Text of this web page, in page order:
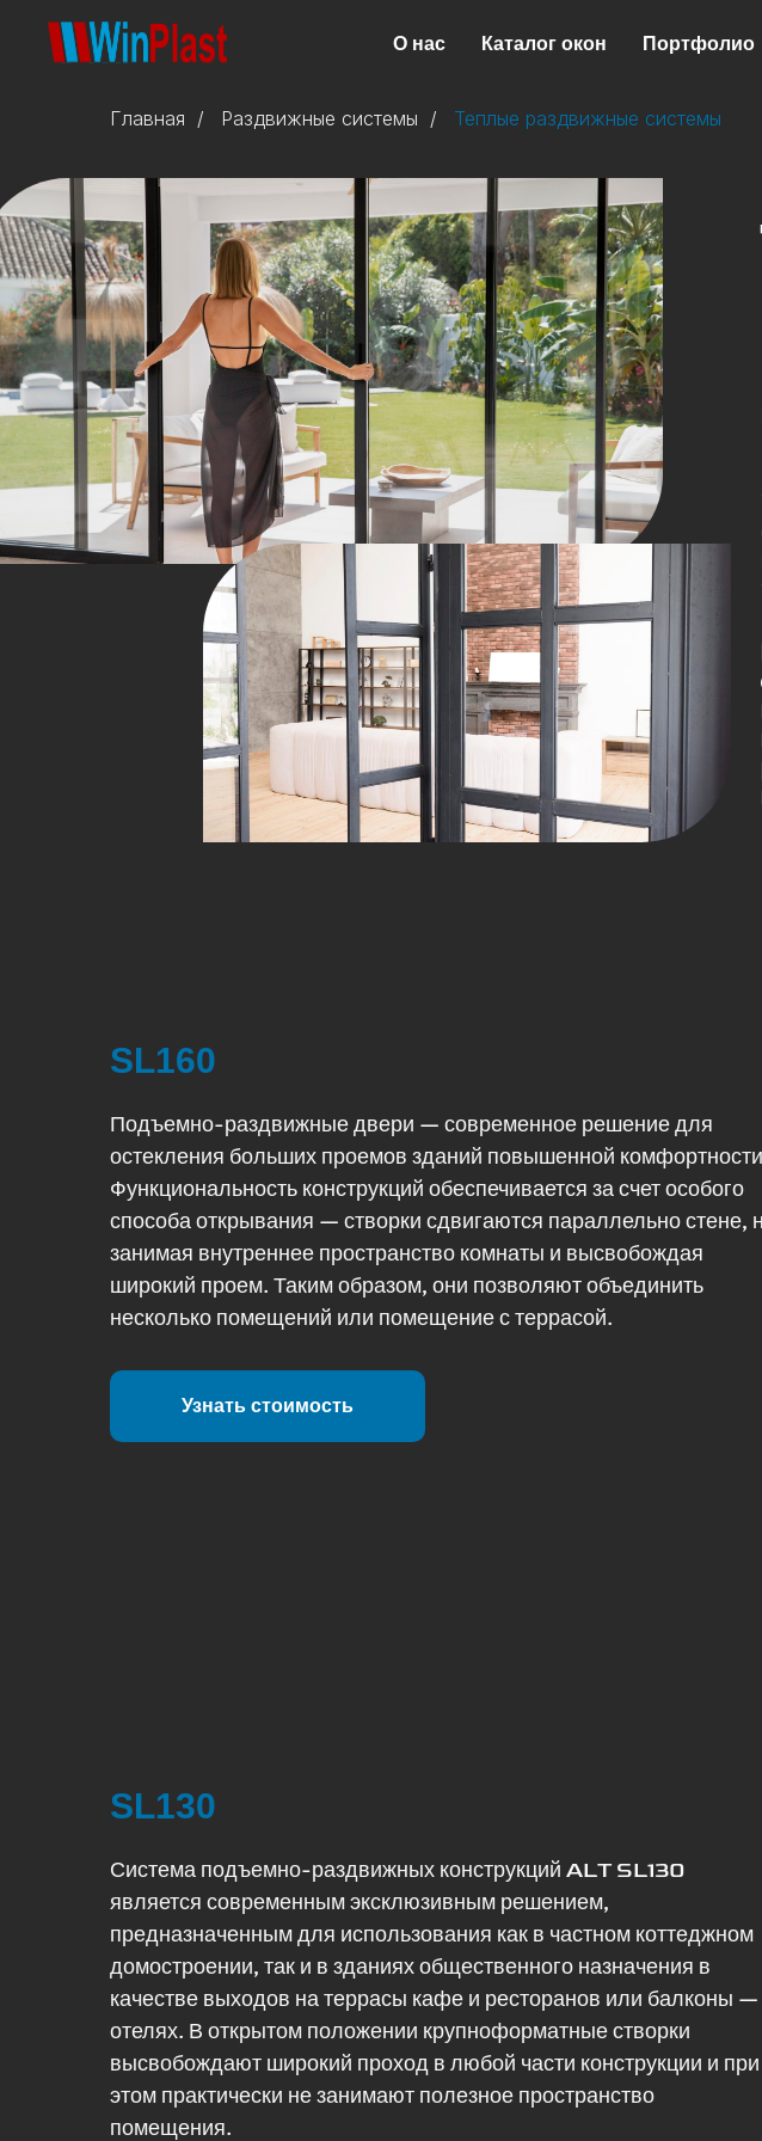
О нас Каталог окон Портфолио
Главная / Раздвижные системы / Теплые раздвижные системы
SL160
Подъемно-раздвижные двери — современное решение для
остекления больших проемов зданий повышенной
Функциональность конструкций обеспечивается за счет особого
способа открывания — створки сдвигаются параллельно стене,
занимая внутреннее пространство комнаты и высвобождая
широкий проем. Таким образом, они позволяют объединить
несколько помещений или помещение с террасой.
Узнать стоимость
SL130
Система подъемно-раздвижных конструкций ALT SL130
является современным эксклюзивным решением,
предназначенным для использования как в частном коттеджном
домостроении, так и в зданиях общественного назначения в
качестве выходов на террасы кафе и ресторанов или балконы —
отелях. В открытом положении крупноформатные створки
высвобождают широкий проход в любой части конструкции и при
этом практически не занимают полезное пространство
помещения.